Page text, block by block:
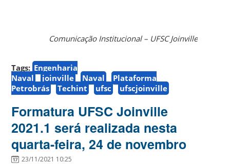
Comunicação Institucional – UFSC Joinville
Tags: Engenharia
Naval
joinville Naval
Plataforma
Petrobrás
Techint ufsc ufscjoinville
Formatura UFSC Joinville
2021.1 será realizada nesta
quarta-feira, 24 de novembro
23/11/2021 10:25